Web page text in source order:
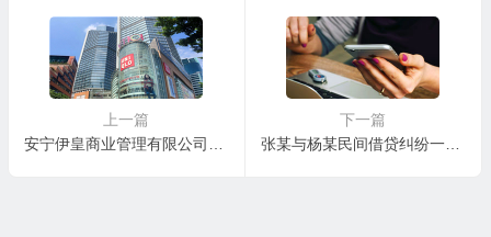
上一篇
安宁伊皇商业管理有限公司与安宁威尼帕尔健身有限公司、宋某某房屋租赁合同纠纷一审民事判决书
下一篇
张某与杨某民间借贷纠纷一审民事判决书